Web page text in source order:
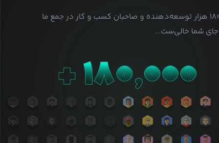
بیش از ۱۸۰ هزار توسعه‌دهنده و صاحبان کسب و کار در جمع ما
شما خالی‌ست...